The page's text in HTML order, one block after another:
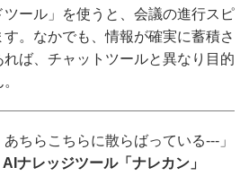
ール」を使うと、会議の進行スピ
。なかでも、情報が確実に蓄積さ
れば、チャットツールと異なり目的
あちらこちらに散らばっている---」
ナレッジツール「ナレカン」